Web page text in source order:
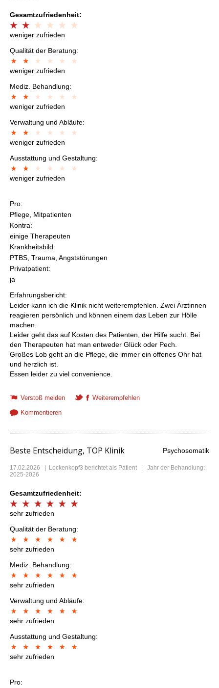
Gesamtzufriedenheit:
weniger zufrieden
Qualität der Beratung:
weniger zufrieden
Mediz. Behandlung:
weniger zufrieden
Verwaltung und Abläufe:
weniger zufrieden
Ausstattung und Gestaltung:
weniger zufrieden
Pro:
Pflege, Mitpatienten
Kontra:
einige Therapeuten
Krankheitsbild:
PTBS, Trauma, Angststörungen
Privatpatient:
ja
Erfahrungsbericht:
Leider kann ich die Klinik nicht weiterempfehlen. Zwei Ärztinnen
reagieren persönlich und können einem das Leben zur Hölle
machen.
Leider geht das auf Kosten des Patienten, der Hilfe sucht. Bei
den Therapeuten hat man entweder Glück oder Pech.
Großes Lob geht an die Pflege, die immer ein offenes Ohr hat
und herzlich ist.
Essen leider zu viel convenience.
Verstoß melden
Weiterempfehlen
Kommentieren
Beste Entscheidung, TOP Klinik Psychosomatik
17.02.2026 | Lockenkopf3 berichtet als Patient | Jahr der Behandlung:
2025-2026
Gesamtzufriedenheit:
sehr zufrieden
Qualität der Beratung:
sehr zufrieden
Mediz. Behandlung:
sehr zufrieden
Verwaltung und Abläufe:
sehr zufrieden
Ausstattung und Gestaltung:
sehr zufrieden
Pro: